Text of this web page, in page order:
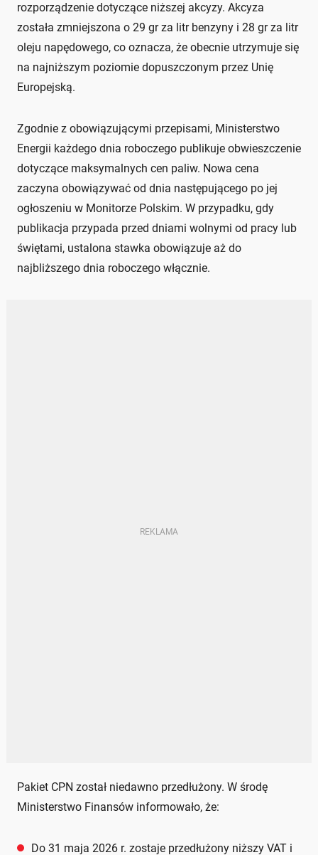
rozporządzenie dotyczące niższej akcyzy. Akcyza
została zmniejszona o 29 gr za litr benzyny i 28 gr za litr
oleju napędowego, co oznacza, że obecnie utrzymuje się
na najniższym poziomie dopuszczonym przez Unię
Europejską.
Zgodnie z obowiązującymi przepisami, Ministerstwo
Energii każdego dnia roboczego publikuje obwieszczenie
dotyczące maksymalnych cen paliw. Nowa cena
zaczyna obowiązywać od dnia następującego po jej
ogłoszeniu w Monitorze Polskim. W przypadku, gdy
publikacja przypada przed dniami wolnymi od pracy lub
świętami, ustalona stawka obowiązuje aż do
najbliższego dnia roboczego włącznie.
Pakiet CPN został niedawno przedłużony. W środę
Ministerstwo Finansów informowało, że:
Do 31 maja 2026 r. zostaje przedłużony niższy VAT i